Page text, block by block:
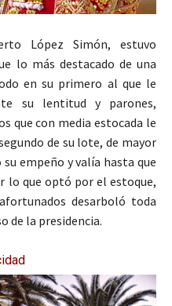
López Simón, estuvo
lo más destacado de una
en su primero al que le
su lentitud y parones,
que con media estocada le
de su lote, de mayor
empeño y valía hasta que
lo que optó por el estoque,
desarboló toda
de la presidencia.